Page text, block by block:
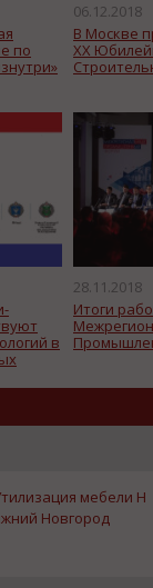
по
06.12.2018
В Москве
XX
в
28.11.2018
Итоги
мебели Н
Новгород